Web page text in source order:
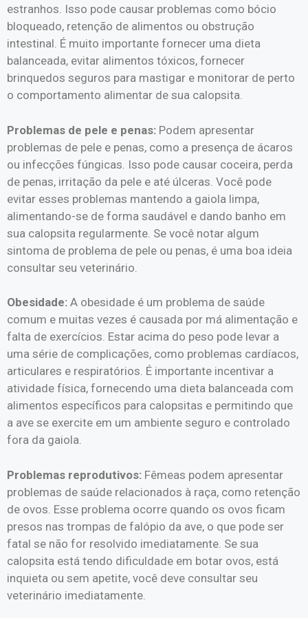
estranhos. Isso pode causar problemas como bócio
bloqueado, retenção de alimentos ou obstrução
intestinal. É muito importante fornecer uma dieta
balanceada, evitar alimentos tóxicos, fornecer
brinquedos seguros para mastigar e monitorar de perto
o comportamento alimentar de sua calopsita.
Problemas de pele e penas: Podem apresentar
problemas de pele e penas, como a presença de ácaros
ou infecções fúngicas. Isso pode causar coceira, perda
de penas, irritação da pele e até úlceras. Você pode
evitar esses problemas mantendo a gaiola limpa,
alimentando-se de forma saudável e dando banho em
sua calopsita regularmente. Se você notar algum
sintoma de problema de pele ou penas, é uma boa ideia
consultar seu veterinário.
Obesidade: A obesidade é um problema de saúde
comum e muitas vezes é causada por má alimentação e
falta de exercícios. Estar acima do peso pode levar a
uma série de complicações, como problemas cardíacos,
articulares e respiratórios. É importante incentivar a
atividade física, fornecendo uma dieta balanceada com
alimentos específicos para calopsitas e permitindo que
a ave se exercite em um ambiente seguro e controlado
fora da gaiola.
Problemas reprodutivos: Fêmeas podem apresentar
problemas de saúde relacionados à raça, como retenção
de ovos. Esse problema ocorre quando os ovos ficam
presos nas trompas de falópio da ave, o que pode ser
fatal se não for resolvido imediatamente. Se sua
calopsita está tendo dificuldade em botar ovos, está
inquieta ou sem apetite, você deve consultar seu
veterinário imediatamente.